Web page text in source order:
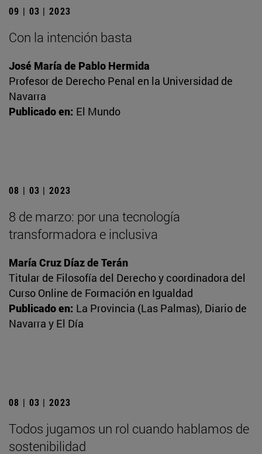
09 | 03 | 2023
Con la intención basta
José María de Pablo Hermida
Profesor de Derecho Penal en la Universidad de
Navarra
Publicado en: El Mundo
08 | 03 | 2023
8 de marzo: por una tecnología
transformadora e inclusiva
María Cruz Díaz de Terán
Titular de Filosofía del Derecho y coordinadora del
Curso Online de Formación en Igualdad
Publicado en: La Provincia (Las Palmas), Diario de
Navarra y El Día
08 | 03 | 2023
Todos jugamos un rol cuando hablamos de
sostenibilidad